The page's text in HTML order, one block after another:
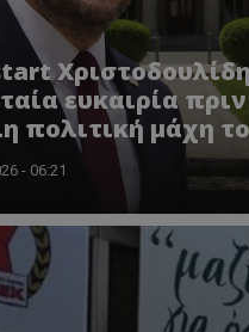
ευκαιρία
πολιτική μάχη
- 06:21